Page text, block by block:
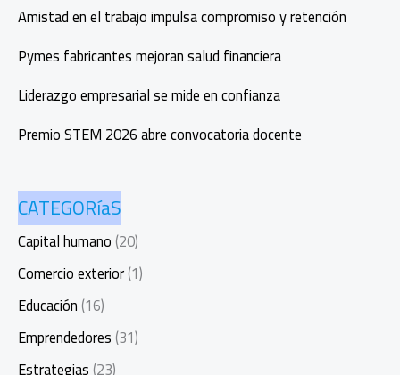
Amistad en el trabajo impulsa compromiso y retención
Pymes fabricantes mejoran salud financiera
Liderazgo empresarial se mide en confianza
Premio STEM 2026 abre convocatoria docente
CATEGORíaS
Capital humano(20)
Comercio exterior(1)
Educación(16)
Emprendedores(31)